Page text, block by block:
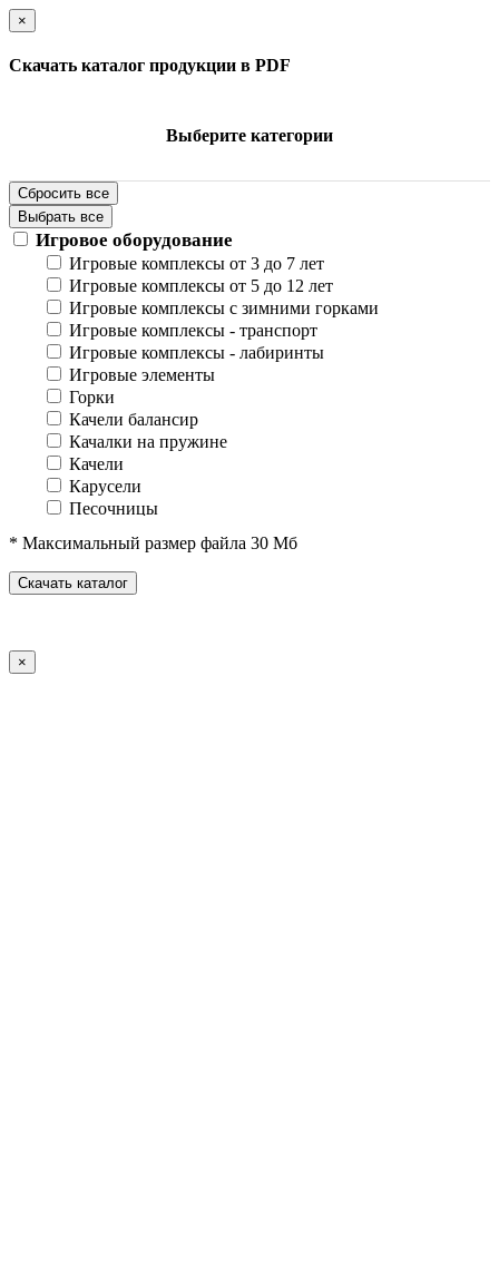
×
Скачать каталог продукции в PDF
Выберите категории
Сбросить все
Выбрать все
Игровое оборудование
Игровые комплексы от 3 до 7 лет
Игровые комплексы от 5 до 12 лет
Игровые комплексы с зимними горками
Игровые комплексы - транспорт
Игровые комплексы - лабиринты
Игровые элементы
Горки
Качели балансир
Качалки на пружине
Качели
Карусели
Песочницы
Домики-беседки
Детские столики и скамьи
Теневые навесы и сцены
* Максимальный размер файла 30 Мб
Скачать каталог
×